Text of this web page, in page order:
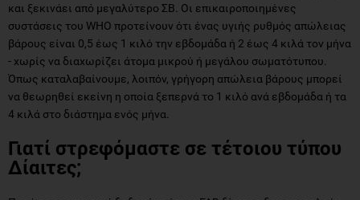
και ξεκινάει από μεγαλύτερο ΣΒ. Οι επικαιροποιημένες
συστάσεις του WHO προτείνουν ότι ένας υγιής ρυθμός απώλειας
βάρους είναι 0,5 έως 1 κιλό την εβδομάδα ή 2 έως 4 κιλά τον μήνα
- χωρίς να διαχωρίζει άτομα μικρού ή μεγάλου σωματότυπου.
Όπως καταλαβαίνουμε, λοιπόν, γρήγορη απώλεια βάρους μπορεί
να θεωρηθεί εκείνη η οποία ξεπερνά το 1 κιλό ανά εβδομάδα ή τα
4 κιλά στο διάστημα ενός μήνα.
Γιατί στρεφόμαστε σε τέτοιου τύπου
Δίαιτες;